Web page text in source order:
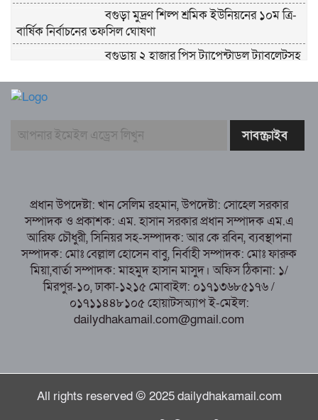
বগুড়া মুদ্রণ শিল্প শ্রমিক ইউনিয়নের ১০ম ত্রি-
বার্ষিক নির্বাচনের তফসিল ঘোষণা
বগুড়ায় ২ হাজার পিস ট্যাপেন্টাডল ট্যাবলেটসহ
নরসিংদীর শিবপুরে তিনটি গরুকে বিষ খাইয়ে
সামলাচ্ছেন একাধিক গুরুত্বপূর্ণ দায়িত্ব, প্রশংসায় মুখর এলাকাবাসী
বগুড়া মুদ্রণ শিল্প শ্রমিক ইউনিয়নের নির্বাচন
পরিচালনা কমিটির প্রস্তুতি সভা অনুষ্ঠিত
প্রধান উপদেষ্টা: খান সেলিম রহমান, উপদেষ্টা: সোহেল সরকার
সম্পাদক ও প্রকাশক: এম. হাসান সরকার প্রধান সম্পাদক এম.এ
আরিফ চৌধুরী, সিনিয়র সহ-সম্পাদক: আর কে রবিন, ব্যবস্থাপনা
সম্পাদক: মোঃ বেল্লাল হোসেন বাবু, নির্বাহী সম্পাদক: মোঃ ফারুক
মিয়া,বার্তা সম্পাদক: মাহমুদ হাসান মাসুদ। অফিস ঠিকানা: ১/
মিরপুর-১০, ঢাকা-১২১৫ মোবাইল: ০১৭১৩৬৮৫১৭৬ /
০১৭১১৪৪৮১০৫ হোয়াটসঅ্যাপ ই-মেইল:
dailydhakamail.com@gmail.com
All rights reserved © 2025 dailydhakamail.com